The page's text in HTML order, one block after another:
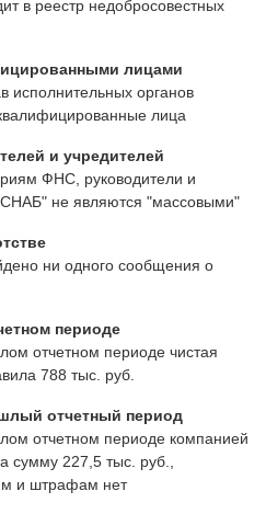
в реестр недобросовестных
лицами
органов
лица
и учредителей
ФНС, руководители и
не являются "массовыми"
ни одного сообщения о
периоде
отчетном периоде чистая
788 тыс. руб.
отчетный период
отчетном периоде компанией
сумму 227,5 тыс. руб.,
и штрафам нет